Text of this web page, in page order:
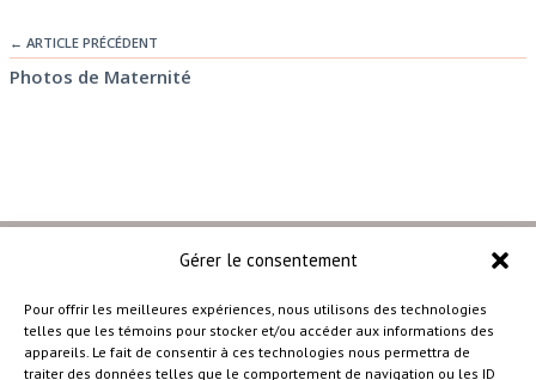
Gérer le consentement
Pour offrir les meilleures expériences, nous utilisons des technologies
telles que les témoins pour stocker et/ou accéder aux informations des
appareils. Le fait de consentir à ces technologies nous permettra de
traiter des données telles que le comportement de navigation ou les ID
← ARTICLE PRÉCÉDENT
Photos de Maternité
–